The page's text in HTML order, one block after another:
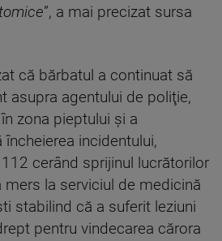
”, a mai precizat sursa
că bărbatul a continuat să
asupra agentului de poliţie,
zona pieptului şi a
incidentului,
cerând sprijinul lucrătorilor
mers la serviciul de medicină
stabilind că a suferit leziuni
pentru vindecarea cărora